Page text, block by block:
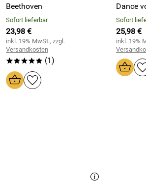
Beethoven
Sofort lieferbar
23,98 €
inkl. 19% MwSt., zzgl.
Versandkosten
***** (1)
Dance
Sofort
25,98 €
inkl. 19%